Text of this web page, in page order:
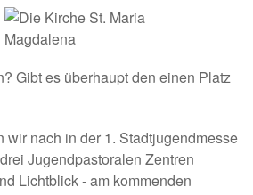
Gibt es überhaupt den einen Platz
wir nach in der 1. Stadtjugendmesse
Jugendpastoralen Zentren
Lichtblick - am kommenden